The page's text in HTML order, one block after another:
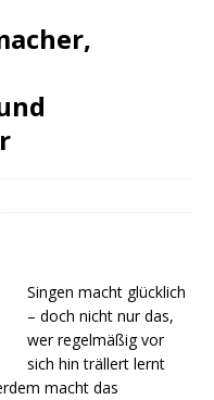
Singen macht glücklich
– doch nicht nur das,
wer regelmäßig vor
sich hin trällert lernt
macht das